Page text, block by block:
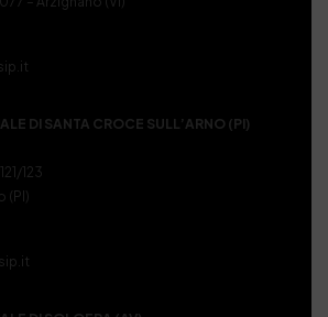
DI SANTA CROCE SULL’ARNO (PI)
123
(PI)